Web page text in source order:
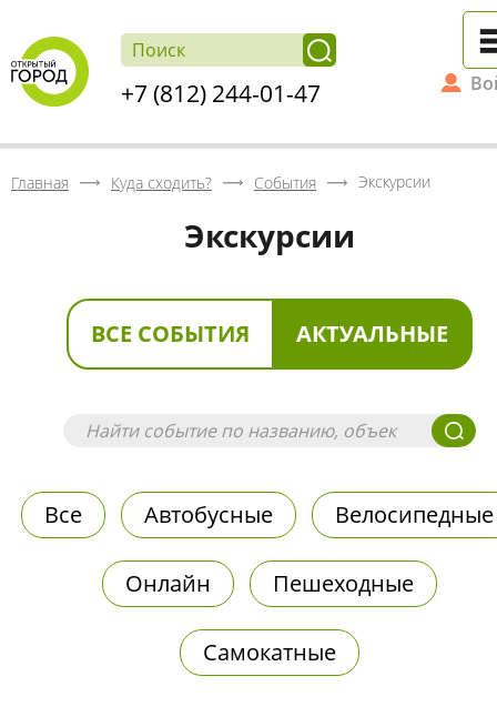
+7 (812) 244-01-47
Главная Куда сходить? События Экскурсии
Экскурсии
ВСЕ СОБЫТИЯ АКТУАЛЬНЫЕ
Все Автобусные Велосипедные
Онлайн Пешеходные
Самокатные